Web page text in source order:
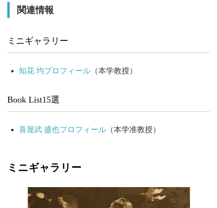
関連情報
ミニギャラリー
知花 均プロフィール （本学教授）
Book List15選
喜屋武 盛也プロフィール （本学准教授）
ミニギャラリー